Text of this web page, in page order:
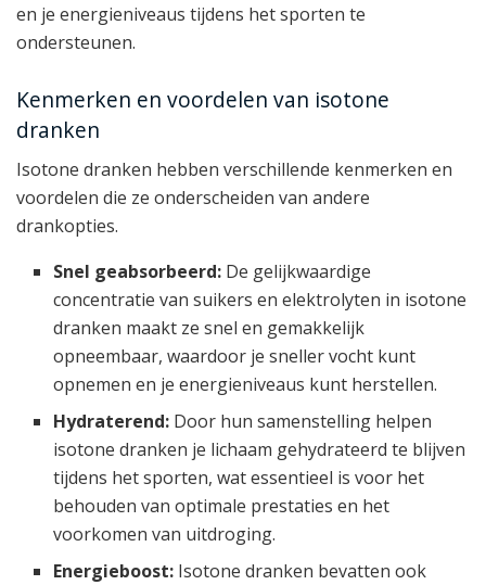
en je energieniveaus tijdens het sporten te
ondersteunen.
Kenmerken en voordelen van isotone
dranken
Isotone dranken hebben verschillende kenmerken en
voordelen die ze onderscheiden van andere
drankopties.
Snel geabsorbeerd: De gelijkwaardige
concentratie van suikers en elektrolyten in isotone
dranken maakt ze snel en gemakkelijk
opneembaar, waardoor je sneller vocht kunt
opnemen en je energieniveaus kunt herstellen.
Hydraterend: Door hun samenstelling helpen
isotone dranken je lichaam gehydrateerd te blijven
tijdens het sporten, wat essentieel is voor het
behouden van optimale prestaties en het
voorkomen van uitdroging.
Energieboost: Isotone dranken bevatten ook